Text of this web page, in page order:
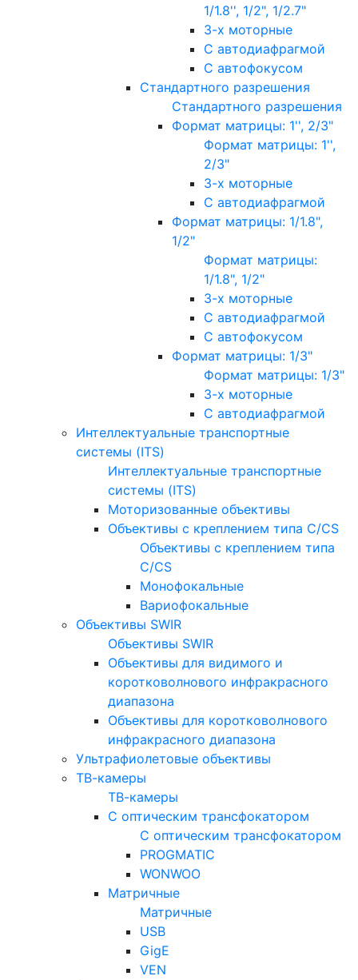
1/1.8'', 1/2", 1/2.7"
3-х моторные
С автодиафрагмой
С автофокусом
Стандартного разрешения
Стандартного разрешения
Формат матрицы: 1'', 2/3"
Формат матрицы: 1'',
2/3"
3-х моторные
С автодиафрагмой
Формат матрицы: 1/1.8",
1/2"
Формат матрицы:
1/1.8", 1/2"
3-х моторные
С автодиафрагмой
С автофокусом
Формат матрицы: 1/3"
Формат матрицы: 1/3"
3-х моторные
С автодиафрагмой
Интеллектуальные транспортные
системы (ITS)
Интеллектуальные транспортные
системы (ITS)
Моторизованные объективы
Объективы с креплением типа C/CS
Объективы с креплением типа
C/CS
Монофокальные
Вариофокальные
Объективы SWIR
Объективы SWIR
Объективы для видимого и
коротковолнового инфракрасного
диапазона
Объективы для коротковолнового
инфракрасного диапазона
Ультрафиолетовые объективы
ТВ-камеры
ТВ-камеры
С оптическим трансфокатором
С оптическим трансфокатором
PROGMATIC
WONWOO
Матричные
Матричные
USB
GigE
VEN